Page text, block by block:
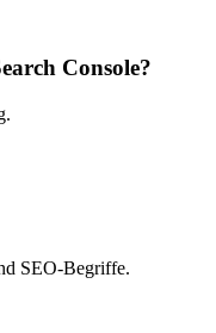
Console?
SEO-Begriffe.